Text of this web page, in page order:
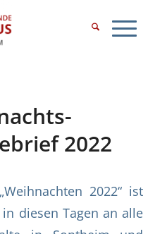
2022
2022“ ist
diesen Tagen an alle